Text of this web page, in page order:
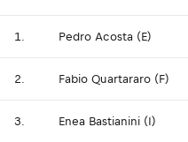
1. Pedro Acosta (E)
2. Fabio Quartararo (F)
3. Enea Bastianini (I)